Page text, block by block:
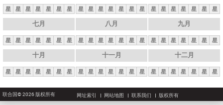
星 星 星 星 星 星 星 星 星 星 星 星 星 星 星 星 星 星 星 星 星
七月
星 星 星 星 星 星 星
八月
星 星 星 星 星 星 星
九月
星 星 星 星 星 星 星
十月
星 星 星 星 星 星 星
十一月
星 星 星 星 星 星 星
十二月
星 星 星 星 星 星 星
联合国© 2026 版权所有 网址索引 网站地图 联系我们 版权所有